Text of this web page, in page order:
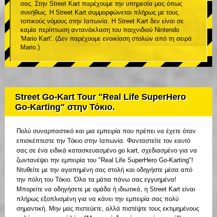
σας. Στην Street Kart παρέχουμε την υπηρεσία μας όπως
συνήθως. Η Street Kart συμμορφώνεται πλήρως με τους
τοπικούς νόμους στην Ιαπωνία. Η Street Kart δεν είναι σε
καμία περίπτωση αντανάκλαση του παιχνιδιού Nintendo
'Mario Kart'. (Δεν παρέχουμε ενοικίαση στολών από τη σειρά
Mario.)
Street Go-Kart Tour "Real Life SuperHero
Go-Karting" στην Τόκιο.
Πολύ συναρπαστικό και μια εμπειρία που πρέπει να έχετε όταν
επισκέπτεστε την Τόκιο στην Ιαπωνία. Φανταστείτε τον εαυτό
σας σε ένα ειδικά κατασκευασμένο go kart, σχεδιασμένο για να
ζωντανέψει την εμπειρία του "Real Life SuperHero Go-Karting"!
Ντυθείτε με την αγαπημένη σας στολή και οδηγήστε μέσα από
την πόλη του Τόκιο. Όλα τα μάτια πάνω σας εγγυημένα!
Μπορείτε να οδηγήσετε με ομάδα ή ιδιωτικά, η Street Kart είναι
πλήρως εξοπλισμένη για να κάνει την εμπειρία σας πολύ
σημαντική. Μην μας πιστεύετε, αλλά πιστέψτε τους εκτιμημένους